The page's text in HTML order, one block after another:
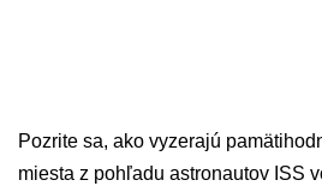
Pozrite sa, ako vyzerajú
miesta z pohľadu astronautov ISS